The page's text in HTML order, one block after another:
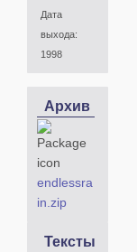
Дата
выхода:
1998
Архив
endlessra
in.zip
Тексты